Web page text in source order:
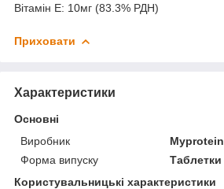
Вітамін E: 10мг (83.3% РДН)
Приховати
Характеристики
Основні
Виробник
Myprotein
Форма випуску
Таблетки
Користувальницькі характеристики